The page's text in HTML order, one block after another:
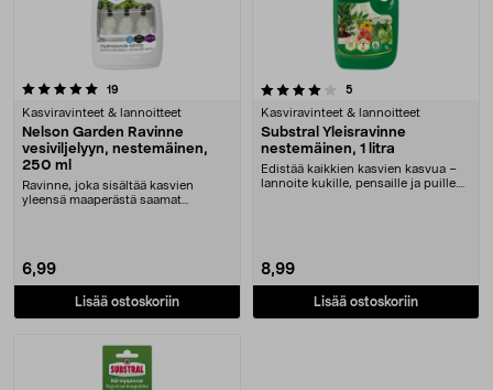
19
Kasviravinteet & lannoitteet
Nelson Garden Ravinne
vesiviljelyyn, nestemäinen,
250 ml
Ravinne, joka sisältää kasvien
yleensä maaperästä saamat
6,99
Lisää ostoskoriin
4.0 viidestä tähdestä 5
Kasviravinteet & lannoitteet
Substral Yleisravinne
nestemäinen, 1 litra
Edistää kaikkien kasvien kasvua –
lannoite kukille, pensaille ja puille.
8,99
Lisää ostoskoriin